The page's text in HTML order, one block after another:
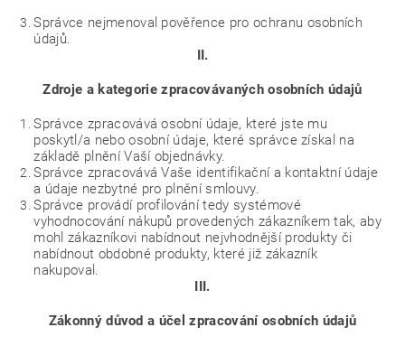
Správce nejmenoval pověřence pro ochranu osobních
údajů.
II.
Zdroje a kategorie zpracovávaných osobních údajů
Správce zpracovává osobní údaje, které jste mu
poskytl/a nebo osobní údaje, které správce získal na
základě plnění Vaší objednávky.
Správce zpracovává Vaše identifikační a kontaktní údaje
a údaje nezbytné pro plnění smlouvy.
Správce provádí profilování tedy systémové
vyhodnocování nákupů provedených zákazníkem tak, aby
mohl zákazníkovi nabídnout nejvhodnější produkty či
nabídnout obdobné produkty, které již zákazník
nakupoval.
III.
Zákonný důvod a účel zpracování osobních údajů